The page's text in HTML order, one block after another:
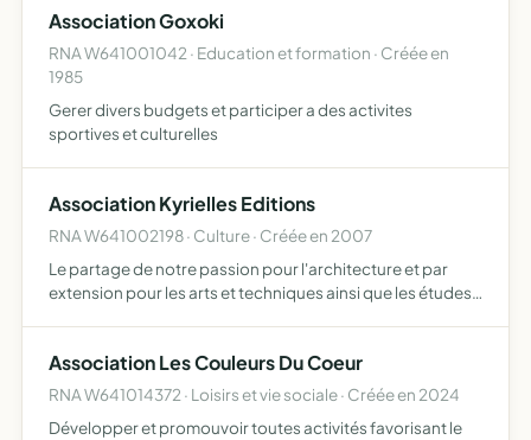
Association Goxoki
RNA W641001042 · Education et formation · Créée en
1985
Gerer divers budgets et participer a des activites
sportives et culturelles
Association Kyrielles Editions
RNA W641002198 · Culture · Créée en 2007
Le partage de notre passion pour l'architecture et par
extension pour les arts et techniques ainsi que les études,
Association Les Couleurs Du Coeur
RNA W641014372 · Loisirs et vie sociale · Créée en 2024
Développer et promouvoir toutes activités favorisant le